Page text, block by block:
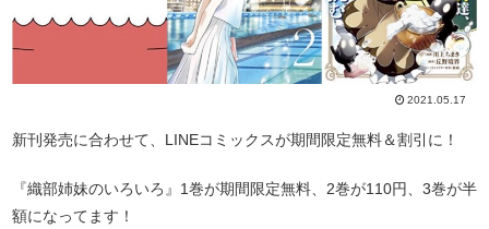
2021.05.17
新刊発売に合わせて、LINEコミックスが期間限定無料＆割引に！
『織部姉妹のいろいろ』1巻が期間限定無料、2巻が110円、3巻が半
額になってます！